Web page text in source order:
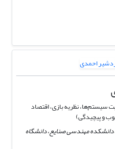
نظریه بازی، اقتصاد
و پیچیدگی)
مهندسی صنایع، دانشگاه